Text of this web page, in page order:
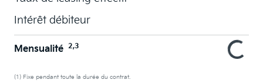
Intérêt débiteur
Mensualité 2,3
(1) Fixe pendant toute la durée du contrat.